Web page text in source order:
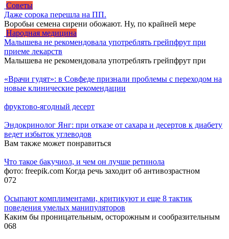
Советы
Даже сорока перешла на ПП.
Воробьи семена сирени обожают. Ну, по крайней мере
Народная медицина
Малышева не рекомендовала употреблять грейпфрут при
приеме лекарств
Малышева не рекомендовала употреблять грейпфрут при
«Врачи гудят»: в Совфеде признали проблемы с переходом на
новые клинические рекомендации
фруктово-ягодный десерт
Эндокринолог Янг: при отказе от сахара и десертов к диабету
ведет избыток углеводов
Вам также может понравиться
Что такое бакучиол, и чем он лучше ретинола
фото: freepik.com Когда речь заходит об антивозрастном
072
Осыпают комплиментами, критикуют и еще 8 тактик
поведения умелых манипуляторов
Каким бы проницательным, осторожным и сообразительным
068